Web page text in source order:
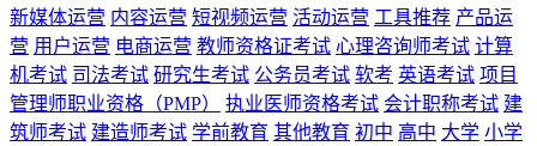
新媒体运营 内容运营 短视频运营 活动运营 工具推荐 产品运
营 用户运营 电商运营 教师资格证考试 心理咨询师考试 计算
机考试 司法考试 研究生考试 公务员考试 软考 英语考试 项目
管理师职业资格（PMP）
执业医师资格考试 会计职称考试 建
筑师考试 建造师考试 学前教育 其他教育 初中 高中 大学 小学